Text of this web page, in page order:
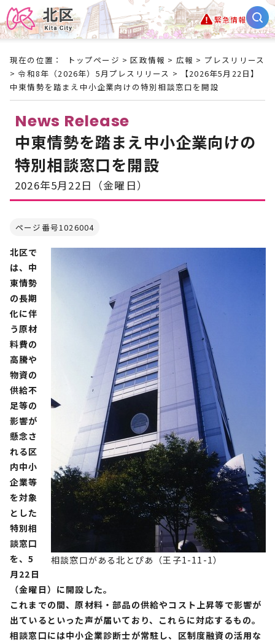
緊急情報
現在の位置： トップページ >区政情報 > 広報 > プレスリリース
>令和8年（2026年）5月プレスリリース > 【2026年5月22日】
中東情勢を踏まえ中小企業向けの特別相談窓口を開設
News Release
中東情勢を踏まえ中小企業向けの
特別相談窓口を開設
2026年5月22日（金曜日）
ページ番号1026004
相談窓口がある北とぴあ（王子1-11-1）
北区で
は、中
東情勢
の長期
化に伴
う原材
料費の
高騰や
物資の
供給不
足等の
影響が
懸念さ
れる区
内中小
企業等
を対象
とした
特別相
談窓口
を、5
月22日
（金曜日）に開設した。
これまでの間、原材料・部品の供給やコスト上昇等で影響が
出ているといった声が届いており、これらに対応するもの。
相談窓口には中小企業診断士が常駐し、区制度融資の活用な